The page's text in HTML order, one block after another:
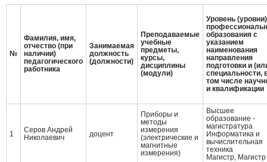
№
Фамилия, имя,
отчество (при
наличии)
педагогического
работника
Занимаемая
должность
(должности)
Преподаваемые
учебные
предметы,
курсы,
дисциплины
(модули)
Уровень (уровни)
образования с
указанием
наименования
направления
подготовки и
специальности,
том числе
и квалификации
1
Серов Андрей
Николаевич
доцент
Приборы и
методы
измерения
(электрические и
магнитные
измерения)
Высшее
образование -
магистратура
Информатика и
вычислительная
техника
Магистр, Магистр